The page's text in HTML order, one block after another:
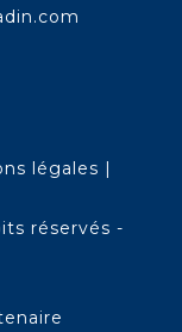
légales |
réservés -